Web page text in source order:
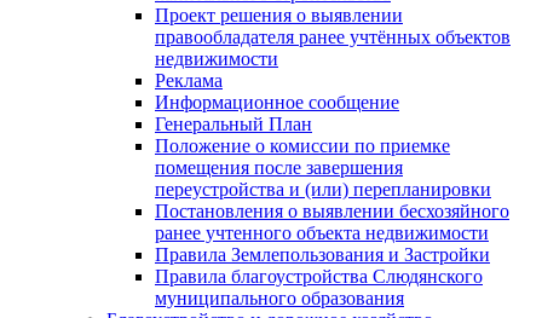
Проект решения о выявлении
правообладателя ранее учтённых объектов
недвижимости
Реклама
Информационное сообщение
Генеральный План
Положение о комиссии по приемке
помещения после завершения
переустройства и (или) перепланировки
Постановления о выявлении бесхозяйного
ранее учтенного объекта недвижимости
Правила Землепользования и Застройки
Правила благоустройства Слюдянского
муниципального образования